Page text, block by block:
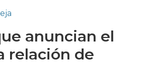
anuncian el
relación de